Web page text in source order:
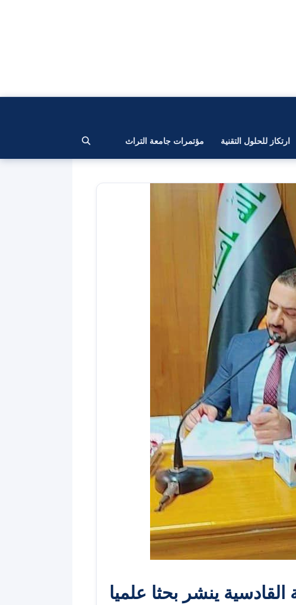
ارتكاز للحلول التقنية مؤتمرات جامعة التراث
ينشر بحثا علميا